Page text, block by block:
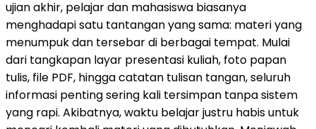
ujian akhir, pelajar dan mahasiswa biasanya
menghadapi satu tantangan yang sama: materi yang
menumpuk dan tersebar di berbagai tempat. Mulai
dari tangkapan layar presentasi kuliah, foto papan
tulis, file PDF, hingga catatan tulisan tangan, seluruh
informasi penting sering kali tersimpan tanpa sistem
yang rapi. Akibatnya, waktu belajar justru habis untuk